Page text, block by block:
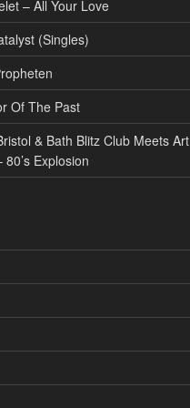
– All Your Love
(Singles)
Of The Past
& Bath Blitz Club Meets Art
Explosion